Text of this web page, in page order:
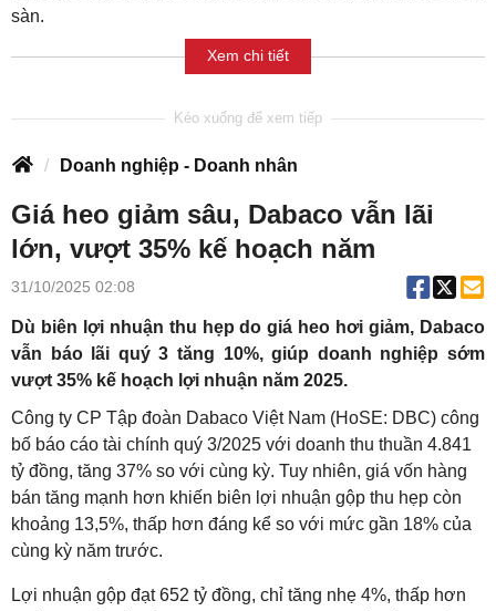
sàn.
Xem chi tiết
Doanh nghiệp - Doanh nhân
Giá heo giảm sâu, Dabaco vẫn lãi
lớn, vượt 35% kế hoạch năm
31/10/2025 02:08
Dù biên lợi nhuận thu hẹp do giá heo hơi giảm, Dabaco
vẫn báo lãi quý 3 tăng 10%, giúp doanh nghiệp sớm
vượt 35% kế hoạch lợi nhuận năm 2025.
Công ty CP Tập đoàn Dabaco Việt Nam (HoSE: DBC) công
bố báo cáo tài chính quý 3/2025 với doanh thu thuần 4.841
tỷ đồng, tăng 37% so với cùng kỳ. Tuy nhiên, giá vốn hàng
bán tăng mạnh hơn khiến biên lợi nhuận gộp thu hẹp còn
khoảng 13,5%, thấp hơn đáng kể so với mức gần 18% của
cùng kỳ năm trước.
Lợi nhuận gộp đạt 652 tỷ đồng, chỉ tăng nhẹ 4%, thấp hơn